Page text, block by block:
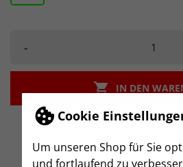
Cookie
Um unseren Shop für Sie
und fortlaufend zu
-
 IN DEN